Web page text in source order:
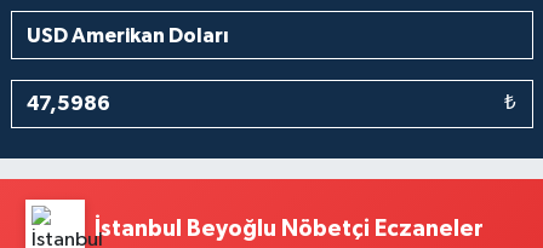
₺
İstanbul Beyoğlu Nöbetçi Eczaneler